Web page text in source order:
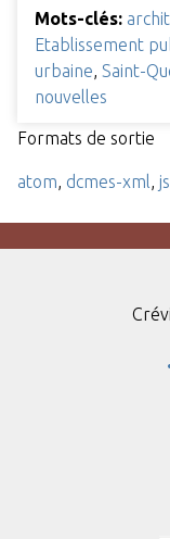
Mots-clés:
Etablissement
urbaine Saint-
nouvelles
Formats de sortie
atom dcmes-xml